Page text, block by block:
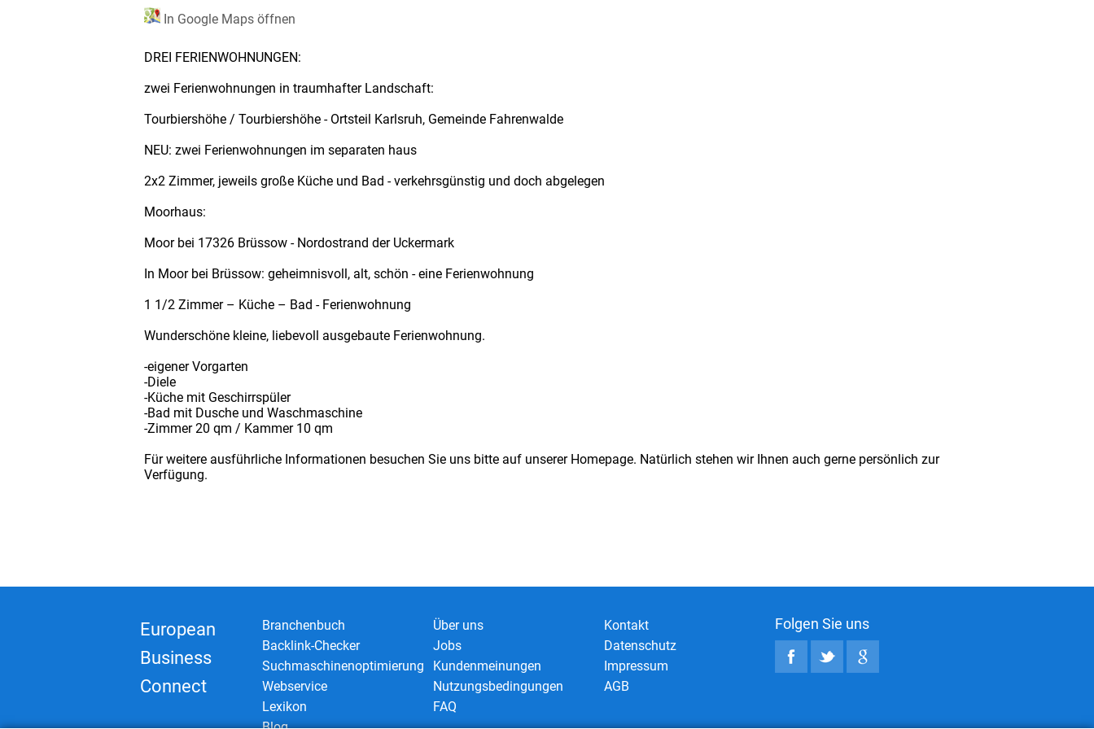
In Google Maps öffnen
DREI FERIENWOHNUNGEN:
zwei Ferienwohnungen in traumhafter Landschaft:
Tourbiershöhe / Tourbiershöhe - Ortsteil Karlsruh, Gemeinde Fahrenwalde
NEU: zwei Ferienwohnungen im separaten haus
2x2 Zimmer, jeweils große Küche und Bad - verkehrsgünstig und doch abgelegen
Moorhaus:
Moor bei 17326 Brüssow - Nordostrand der Uckermark
In Moor bei Brüssow: geheimnisvoll, alt, schön - eine Ferienwohnung
1 1/2 Zimmer – Küche – Bad - Ferienwohnung
Wunderschöne kleine, liebevoll ausgebaute Ferienwohnung.
-eigener Vorgarten
-Diele
-Küche mit Geschirrspüler
-Bad mit Dusche und Waschmaschine
-Zimmer 20 qm / Kammer 10 qm
Für weitere ausführliche Informationen besuchen Sie uns bitte auf unserer Homepage. Natürlich stehen wir Ihnen auch gerne persönlich zur
Verfügung.
European
Business
Connect
Branchenbuch
Backlink-Checker
Suchmaschinenoptimierung
Webservice
Lexikon
Über uns
Jobs
Kundenmeinungen
Nutzungsbedingungen
FAQ
Kontakt
Datenschutz
Impressum
AGB
Folgen Sie uns